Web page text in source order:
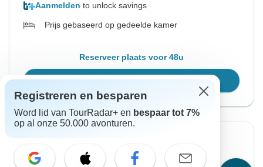
Aanmelden to unlock savings
Prijs gebaseerd op gedeelde kamer
Reserveer plaats voor 48u
Kies deze reisdata
Vanaf Zondag Tot Zondag
Registreren en besparen
Word lid van TourRadar+ en bespaar tot 7%
op al onze 50.000 avonturen.